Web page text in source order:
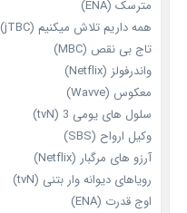
مترسک (ENA)
همه داریم تلاش میکنیم (jTBC)
تاج بی‌ نقص (MBC)
واندرفولز (Netflix)
معکوس (Wavve)
سلول های یومی 3 (tvN)
وکیل ارواح (SBS)
آرزو های مرگبار (Netflix)
رویاهای دیوانه‌ وار بتنی (tvN)
اوج قدرت (ENA)